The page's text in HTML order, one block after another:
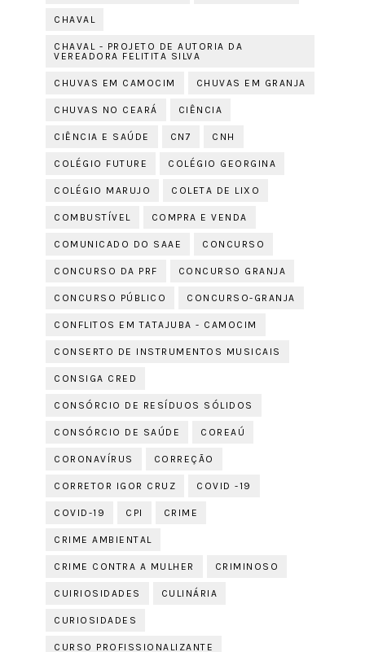
CHAVAL
CHAVAL - PROJETO DE AUTORIA DA
VEREADORA FELITITA SILVA
CHUVAS EM CAMOCIM CHUVAS EM GRANJA
CHUVAS NO CEARÁ CIÊNCIA
CIÊNCIA E SAÚDE CN7 CNH
COLÉGIO FUTURE COLÉGIO GEORGINA
COLÉGIO MARUJO COLETA DE LIXO
COMBUSTÍVEL COMPRA E VENDA
COMUNICADO DO SAAE CONCURSO
CONCURSO DA PRF CONCURSO GRANJA
CONCURSO PÚBLICO CONCURSO-GRANJA
CONFLITOS EM TATAJUBA - CAMOCIM
CONSERTO DE INSTRUMENTOS MUSICAIS
CONSIGA CRED
CONSÓRCIO DE RESÍDUOS SÓLIDOS
CONSÓRCIO DE SAÚDE COREAÚ
CORONAVÍRUS CORREÇÃO
CORRETOR IGOR CRUZ COVID -19
COVID-19 CPI CRIME
CRIME AMBIENTAL
CRIME CONTRA A MULHER CRIMINOSO
CUIRIOSIDADES CULINÁRIA
CURIOSIDADES
CURSO PROFISSIONALIZANTE